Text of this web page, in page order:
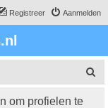
Aanmelden
Registreer
om profielen te